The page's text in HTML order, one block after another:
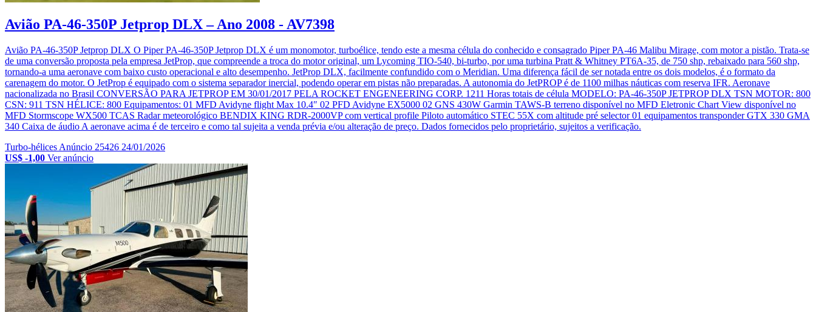
Avião PA-46-350P Jetprop DLX – Ano 2008 - AV7398
Avião PA-46-350P Jetprop DLX O Piper PA-46-350P Jetprop DLX é um monomotor, turboélice, tendo este a mesma célula do conhecido e consagrado Piper PA-46 Malibu Mirage, com motor a pistão. Trata-se
de uma conversão proposta pela empresa JetProp, que compreende a troca do motor original, um Lycoming TIO-540, bi-turbo, por uma turbina Pratt & Whitney PT6A-35, de 750 shp, rebaixado para 560 shp,
tornando-a uma aeronave com baixo custo operacional e alto desempenho. JetProp DLX, facilmente confundido com o Meridian. Uma diferença fácil de ser notada entre os dois modelos, é o formato da
carenagem do motor. O JetProp é equipado com o sistema separador inercial, podendo operar em pistas não preparadas. A autonomia do JetPROP é de 1100 milhas náuticas com reserva IFR. Aeronave
nacionalizada no Brasil CONVERSÃO PARA JETPROP EM 30/01/2017 PELA ROCKET ENGENEERING CORP. 1211 Horas totais de célula MODELO: PA-46-350P JETPROP DLX TSN MOTOR: 800
CSN: 911 TSN HÉLICE: 800 Equipamentos: 01 MFD Avidyne flight Max 10.4″ 02 PFD Avidyne EX5000 02 GNS 430W Garmin TAWS-B terreno disponível no MFD Eletronic Chart View disponível no
MFD Stormscope WX500 TCAS Radar meteorológico BENDIX KING RDR-2000VP com vertical profile Piloto automático STEC 55X com altitude pré selector 01 equipamentos transponder GTX 330 GMA
340 Caixa de áudio A aeronave acima é de terceiro e como tal sujeita a venda prévia e/ou alteração de preço. Dados fornecidos pelo proprietário, sujeitos a verificação.
Turbo-hélices Anúncio 25426 24/01/2026
US$ -1,00 Ver anúncio